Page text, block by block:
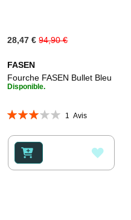
Prix
Spécial
28,47 € 94,90 €
FASEN
Fourche FASEN Bullet Bleu
Disponible.
Évaluation:
1Avis
À